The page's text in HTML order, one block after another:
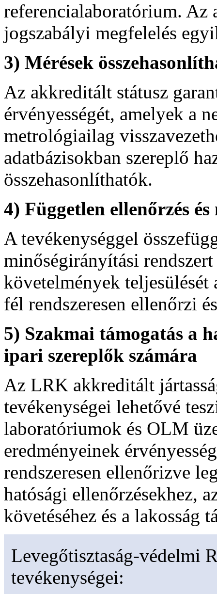
referencialaboratórium. Az
jogszabályi megfelelés
3) Mérések
Az akkreditált státusz
érvényességét, amelyek a
metrológiailag
adatbázisokban szereplő
összehasonlíthatók.
4) Független ellenőrzés
A tevékenységgel
minőségirányítási
követelmények
fél rendszeresen ellenőrzi
5) Szakmai támogatás a
ipari szereplők számára
Az LRK akkreditált
tevékenységei lehetővé
laboratóriumok és OLM
eredményeinek
rendszeresen ellenőrizve
hatósági ellenőrzésekhez,
követéséhez és a lakosság
Levegőtisztaság-védelmi
tevékenységei: